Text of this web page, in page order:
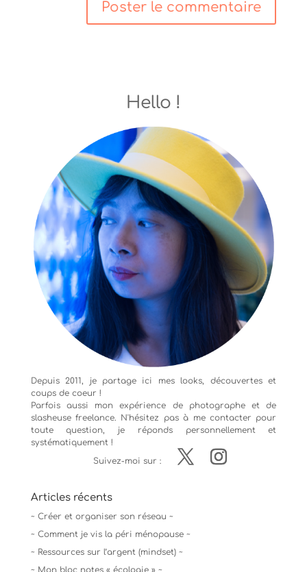
Hello !
Depuis 2011, je partage ici mes looks, découvertes et
coups de coeur !
Parfois aussi mon expérience de photographeet de
slasheuse freelance. N'hésitez pas à me contacter pour
toute question, je réponds personnellement et
systématiquement !
Suivez-moi sur :
Articles récents
~ Créer et organiser son réseau ~
~ Comment je vis la péri ménopause ~
~ Ressources sur l’argent (mindset) ~
~ Mon bloc notes « écologie » ~